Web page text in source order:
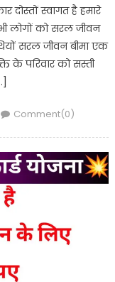
दोस्तों स्वागत है हमारे
को सरल जीवन
सरल जीवन बीमा एक
के परिवार को सस्ती
Comment(0)